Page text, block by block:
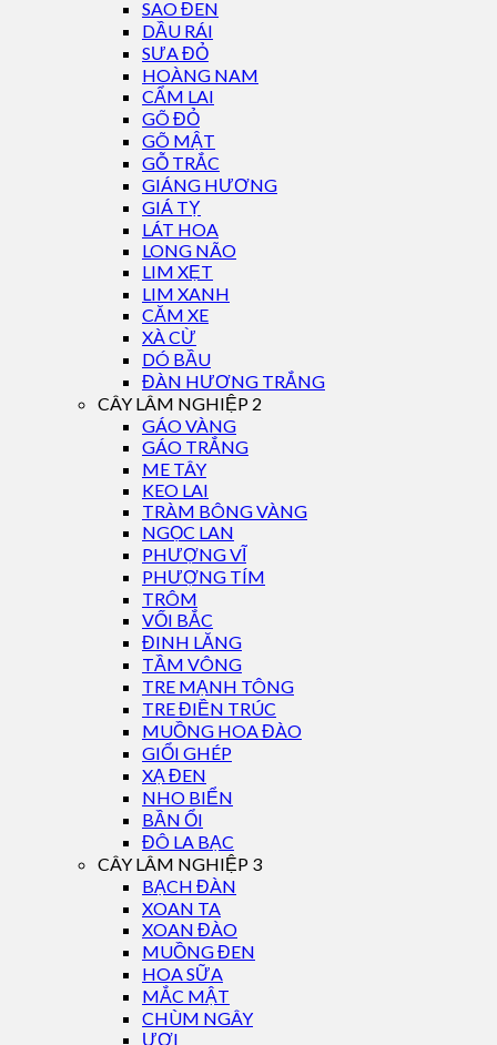
SAO ĐEN
DẦU RÁI
SƯA ĐỎ
HOÀNG NAM
CẨM LAI
GÕ ĐỎ
GÕ MẬT
GỖ TRẮC
GIÁNG HƯƠNG
GIÁ TỴ
LÁT HOA
LONG NÃO
LIM XẸT
LIM XANH
CĂM XE
XÀ CỪ
DÓ BẦU
ĐÀN HƯƠNG TRẮNG
CÂY LÂM NGHIỆP 2
GÁO VÀNG
GÁO TRẮNG
ME TÂY
KEO LAI
TRÀM BÔNG VÀNG
NGỌC LAN
PHƯỢNG VĨ
PHƯỢNG TÍM
TRÔM
VỐI BẮC
ĐINH LĂNG
TẦM VÔNG
TRE MẠNH TÔNG
TRE ĐIỀN TRÚC
MUỒNG HOA ĐÀO
GIỔI GHÉP
XẠ ĐEN
NHO BIỂN
BẦN ỔI
ĐÔ LA BẠC
CÂY LÂM NGHIỆP 3
BẠCH ĐÀN
XOAN TA
XOAN ĐÀO
MUỒNG ĐEN
HOA SỮA
MẮC MẬT
CHÙM NGÂY
ƯƠI